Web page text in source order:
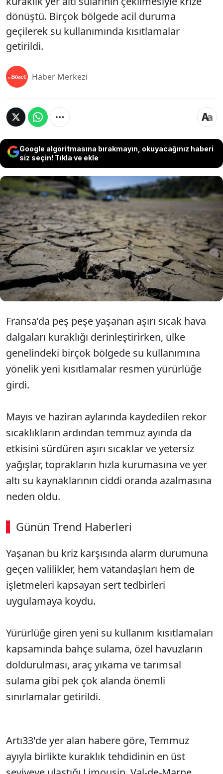
dönüştü. Birçok bölgede acil duruma
geçilerek su kullanımında kısıtlamalar
getirildi.
Haber Merkezi
Google algoritmasına bırakmayın, okuyacağınız haberi
siz seçin! Tıkla ve ekle
Fransa'da aşırı sıcaklar nedeniyle artan
kuraklık yer altı sularının çekilmesiyle krize
dönüştü. Birçok bölgede acil duruma
geçilerek su kullanımında kısıtlamalar
getirildi.
Fransa’da peş peşe yaşanan aşırı sıcak hava
dalgaları kuraklığı derinleştirirken, ülke
genelindeki birçok bölgede su kullanımına
yönelik yeni kısıtlamalar resmen yürürlüğe
girdi.
Mayıs ve haziran aylarında kaydedilen rekor
sıcaklıkların ardından temmuz ayında da
etkisini sürdüren aşırı sıcaklar ve yetersiz
yağışlar, toprakların hızla kurumasına ve yer
altı su kaynaklarının ciddi oranda azalmasına
neden oldu.
Günün Trend Haberleri
Yaşanan bu kriz karşısında alarm durumuna
geçen valilikler, hem vatandaşları hem de
işletmeleri kapsayan sert tedbirleri
uygulamaya koydu.
Yürürlüğe giren yeni su kullanım kısıtlamaları
kapsamında bahçe sulama, özel havuzların
doldurulması, araç yıkama ve tarımsal
sulama gibi pek çok alanda önemli
sınırlamalar getirildi.
Artı33'de yer alan habere göre, Temmuz
ayıyla birlikte kuraklık tehdidinin en üst